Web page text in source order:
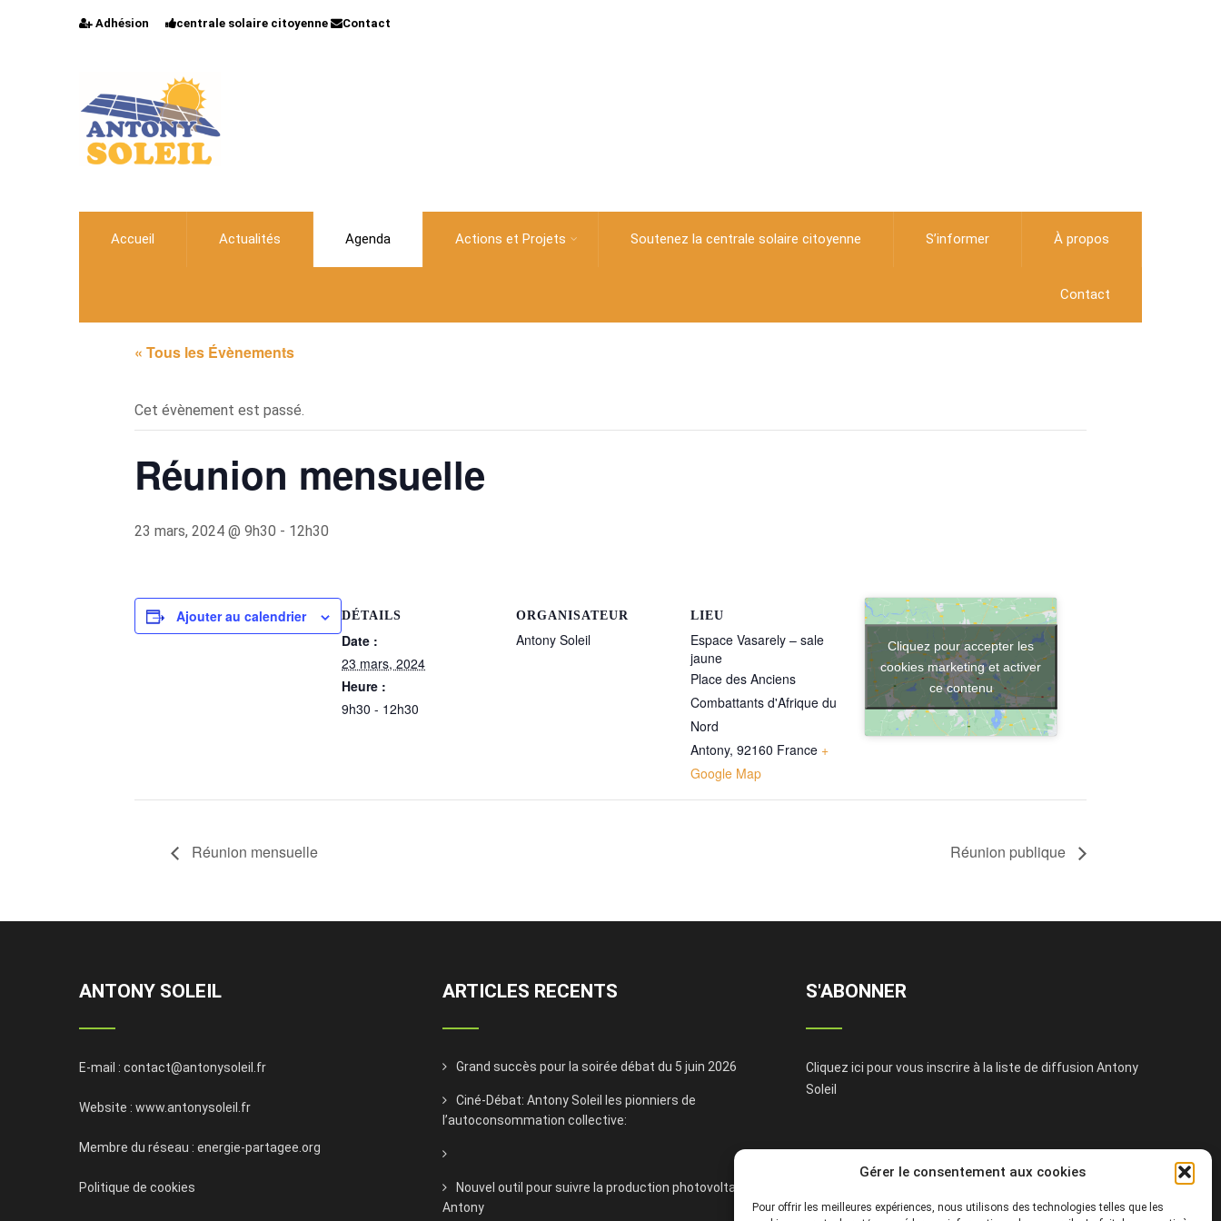
Gérer le consentement aux cookies
Pour offrir les meilleures expériences, nous utilisons des technologies telles que les
Adhésion centrale solaire citoyenne Contact
Accueil Actualités Agenda Actions et Projets Soutenez la centrale solaire citoyenne S’informer À propos
Contact
« Tous les Évènements
Cet évènement est passé.
Réunion mensuelle
23 mars, 2024 @ 9h30 - 12h30
Ajouter au calendrier DÉTAILS
Date :
23 mars, 2024
Heure :
9h30 - 12h30
ORGANISATEUR
Antony Soleil
LIEU
Espace Vasarely – sale
jaune
Place des Anciens
Combattants d'Afrique du
Nord
Antony, 92160 France +
Google Map
Cliquez pour accepter les
cookies marketing et activer
ce contenu
Réunion mensuelle Réunion publique
ANTONY SOLEIL
E-mail : contact@antonysoleil.fr
Website : www.antonysoleil.fr
Membre du réseau : energie-partagee.org
Politique de cookies
ARTICLES RECENTS
Grand succès pour la soirée débat du 5 juin 2026
Ciné-Débat: Antony Soleil les pionniers de
l’autoconsommation collective:
Nouvel outil pour suivre la production photovoltaïque à
Antony
S'ABONNER
Cliquez ici pour vous inscrire à la liste de diffusion Antony
Soleil